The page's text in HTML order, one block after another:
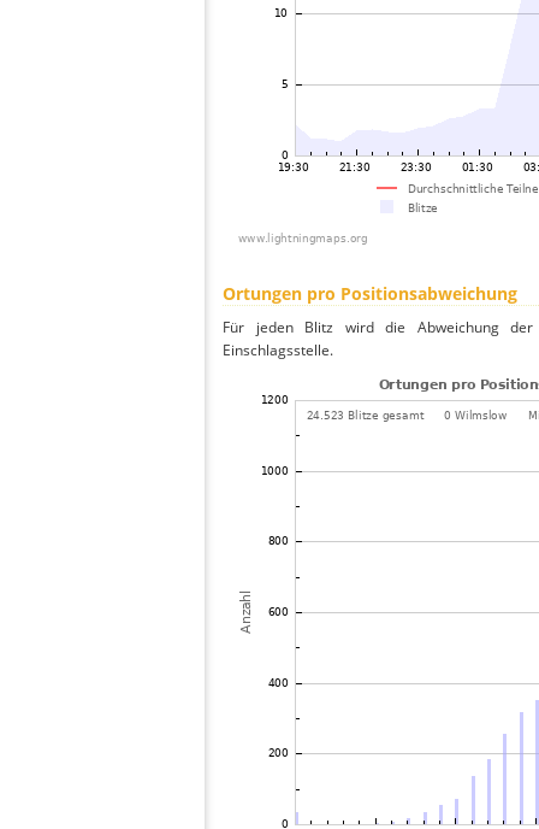
Ortungen pro Positionsabweichung
Für jeden Blitz wird die Abweichung
Einschlagsstelle.